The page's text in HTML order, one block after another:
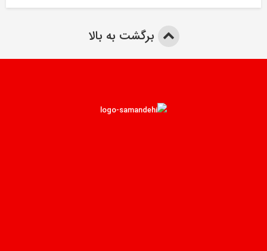
برگشت به بالا